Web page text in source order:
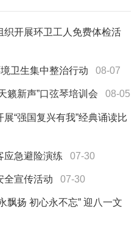
开展环卫工人免费体检活
卫生集中整治行动 08-07
籁新声”口弦琴培训会 08-05
“强国复兴有我”经典诵读比
应急避险演练 07-30
全宣传活动 07-30
飘扬 初心永不忘” 迎八一文